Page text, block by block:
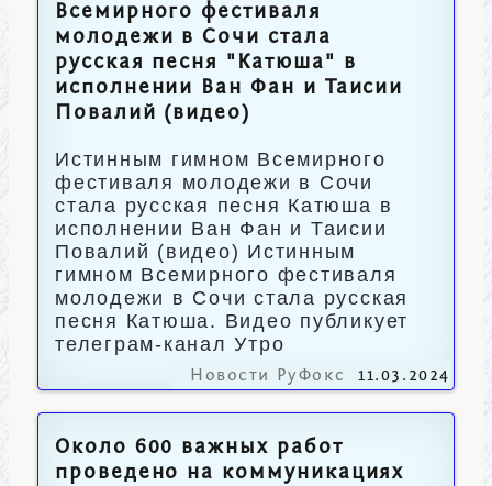
Всемирного фестиваля
молодежи в Сочи стала
русская песня "Катюша" в
исполнении Ван Фан и Таисии
Повалий (видео)
Истинным гимном Всемирного
фестиваля молодежи в Сочи
стала русская песня Катюша в
исполнении Ван Фан и Таисии
Повалий (видео) Истинным
гимном Всемирного фестиваля
молодежи в Сочи стала русская
песня Катюша. Видео публикует
телеграм-канал Утро
Новости РуФокс 11.03.2024
Около 600 важных работ
проведено на коммуникациях